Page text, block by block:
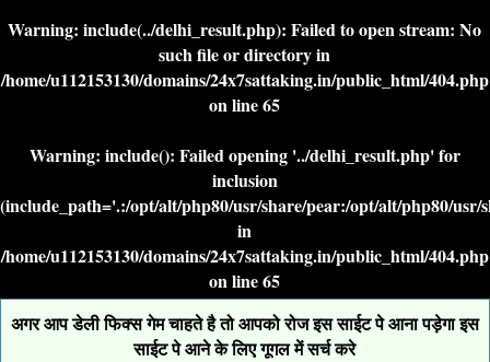
Warning: include(../delhi_result.php): Failed to open stream: No
such file or directory in
/home/u112153130/domains/24x7sattaking.in/public_html/404.php
on line65
Warning: include(): Failed opening '../delhi_result.php' for
inclusion
(include_path='.:/opt/alt/php80/usr/share/pear:/opt/alt/php80/
in
/home/u112153130/domains/24x7sattaking.in/public_html/404.php
on line65
अगर आप डेली फिक्स गेम चाहते है तो आपको रोज इस साईट पे आना पड़ेगा इस
साईट पे आने के लिए गूगल में सर्च करे